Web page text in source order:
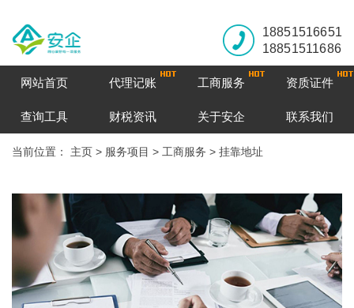
18851516651
18851511686
网站首页 代理记账 工商服务 资质证件
查询工具 财税资讯 关于安企 联系我们
当前位置： 主页 > 服务项目 > 工商服务 > 挂靠地址